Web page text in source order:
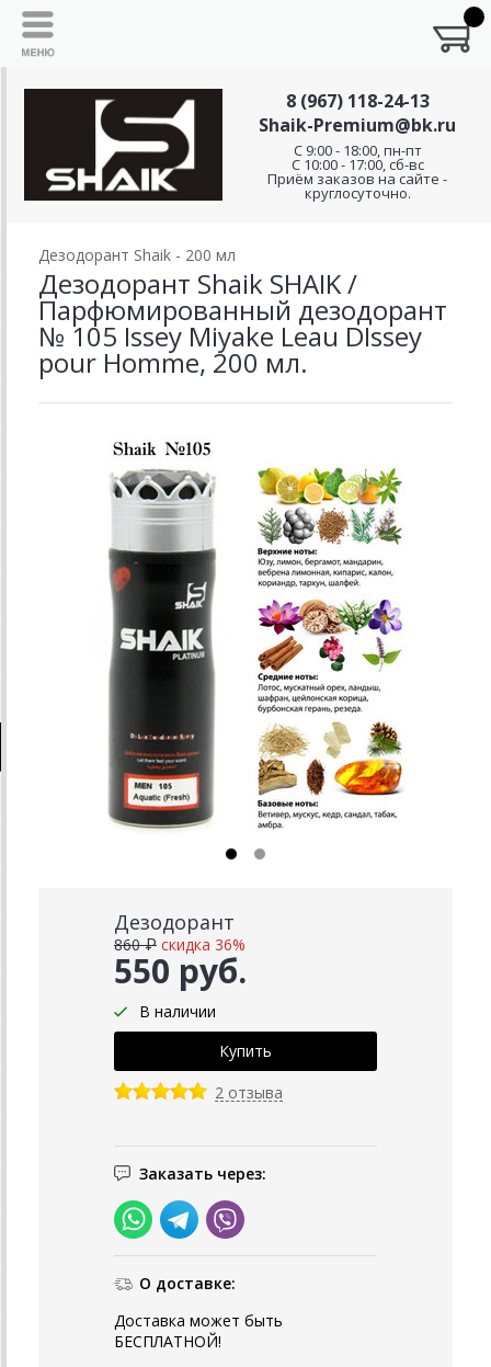
8 (967) 118-24-13
Shaik-Premium@bk.ru
C 9:00 - 18:00, пн-пт
С 10:00 - 17:00, сб-вс
Приём заказов на сайте -
круглосуточно.
Дезодорант Shaik - 200 мл
Дезодорант Shaik SHAIK /
Парфюмированный дезодорант
№ 105 Issey Miyake Leau DIssey
pour Homme, 200 мл.
Дезодорант
550 руб.
860 ₽ скидка 36%
В наличии
2 отзыва
Заказать через:
О доставке:
Доставка может быть
БЕСПЛАТНОЙ!